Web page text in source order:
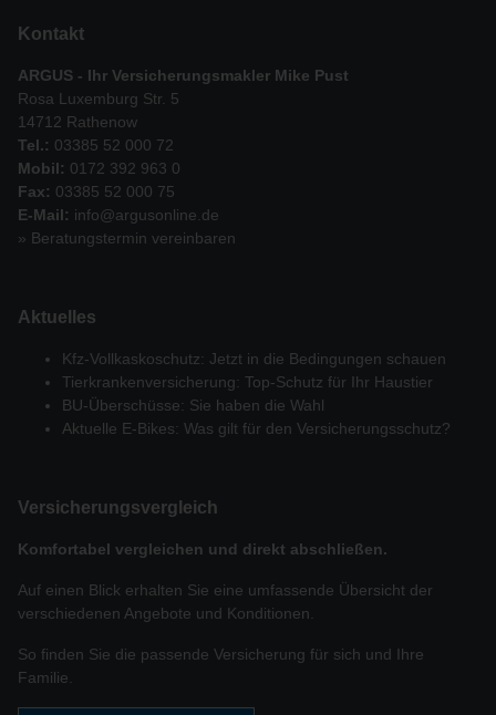
Kontakt
ARGUS - Ihr Versicherungsmakler Mike Pust
Rosa Luxemburg Str. 5
14712 Rathenow
Tel.: 03385 52 000 72
Mobil: 0172 392 963 0
Fax: 03385 52 000 75
E-Mail: info@argusonline.de
» Beratungstermin vereinbaren
Aktuelles
Kfz-Vollkaskoschutz: Jetzt in die Bedingungen schauen
Tierkrankenversicherung: Top-Schutz für Ihr Haustier
BU-Überschüsse: Sie haben die Wahl
Aktuelle E-Bikes: Was gilt für den Versicherungsschutz?
Versicherungs­vergleich
Komfortabel vergleichen und direkt abschließen.
Auf einen Blick erhalten Sie eine umfassende Übersicht der
verschiedenen Angebote und Konditionen.
So finden Sie die passende Versicherung für sich und Ihre
Familie.